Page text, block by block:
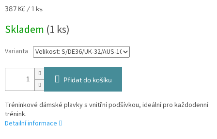
Měrná
387 Kč / 1 ks
Skladem (1 ks)
Varianta
Přidat do košíku
Tréninkové dámské plavky s vnitřní podšívkou, ideální pro každodenní
trénink.
Detailní informace